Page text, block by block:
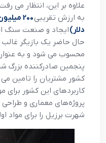
علاوه بر این، انتظار می
به ارزش تقریبی
دلار)ایجاد و صنعت سنگ
حال حاضر یک بازیگر غالب
محسوب می شود و به عنوان
کشور مشتریان را تامین
کاربردهای این کشور برای
پروژه‌های معماری و
شهرت برزیل را برای مواد